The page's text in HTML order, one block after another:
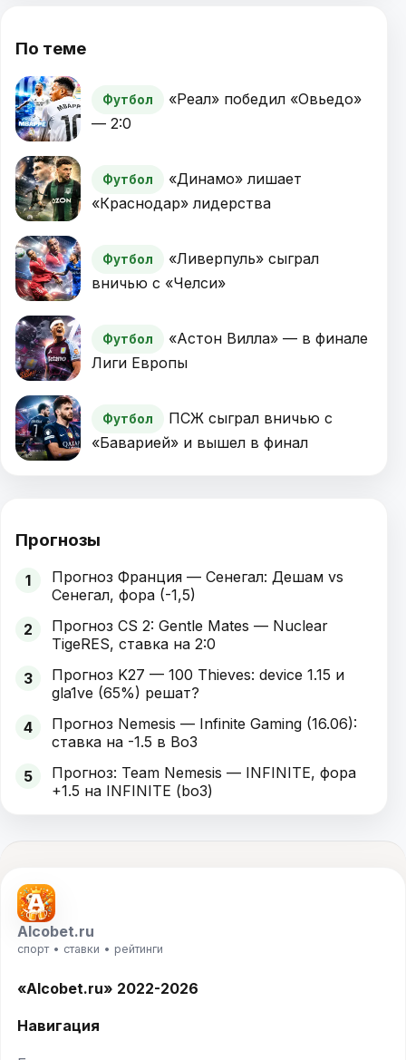
По теме
Футбол
«Реал» победил «Овьедо»
— 2:0
Футбол
«Динамо» лишает
«Краснодар» лидерства
Футбол
«Ливерпуль» сыграл
вничью с «Челси»
Футбол
«Астон Вилла» — в финале
Лиги Европы
Футбол
ПСЖ сыграл вничью с
«Баварией» и вышел в финал
Прогнозы
1
Прогноз Франция — Сенегал: Дешам vs
Сенегал, фора (-1,5)
2
Прогноз CS 2: Gentle Mates — Nuclear
TigeRES, ставка на 2:0
3
Прогноз K27 — 100 Thieves: device 1.15 и
gla1ve (65%) решат?
4
Прогноз Nemesis — Infinite Gaming (16.06):
ставка на -1.5 в Bo3
5
Прогноз: Team Nemesis — INFINITE, фора
+1.5 на INFINITE (bo3)
Alcobet.ru
спорт • ставки • рейтинги
«Alcobet.ru» 2022-2026
Навигация